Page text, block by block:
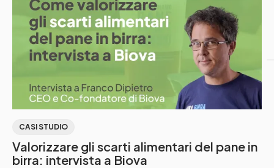
CASI STUDIO
Valorizzare gli scarti alimentari del pane in
birra: intervista a Biova